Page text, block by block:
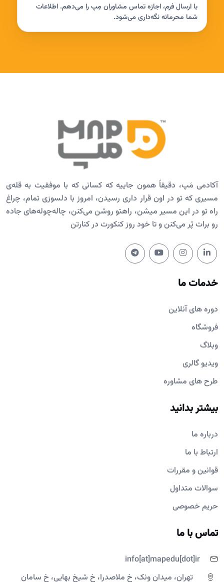
با ارسال فرم، اجازه تماس مشاوران مِپ را می‌دهم. اطلاعات
شما محرمانه نگه‌داری می‌شود.
آکادمی مَپ، دقیقاً همون جاییه که کسانی که با موفقیت به قله‌ی
مسیری که تو در اون قرار داری رسیدن، امروز با دلسوزی تمام، چراغ
راه تو در این مسیر میشن، راهتو روشن می‌کنن، چاله‌چوله‌های جاده
رو برات پُر می‌کنن و تا خود روز کنکورت در کنارتن
خدمات ما
دوره های آنلاین
فروشگاه
وبلاگ
ویدیو گالری
طرح های مشاوره
بیشتر بدانید
درباره ما
ارتباط با ما
قوانین و مقررات
سوالات متداول
حریم خصوصی
تماس با ما
info[at]mapedu[dot]ir
تهران، میدان ونک، خ ملاصدرا، خ شیخ بهایی، خ سامان